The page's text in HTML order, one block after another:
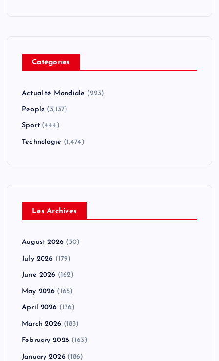
Catégories
Actualité Mondiale (223)
People (3,137)
Sport(444)
Technologie (1,474)
Les Archives
August 2026 (30)
July 2026 (179)
June 2026 (162)
May 2026 (165)
April 2026 (176)
March 2026 (183)
February 2026(163)
January 2026(186)